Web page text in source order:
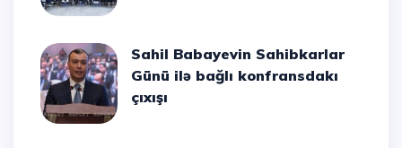
Sahil Babayevin Sahibkarlar
Günü ilə bağlı konfransdakı
çıxışı